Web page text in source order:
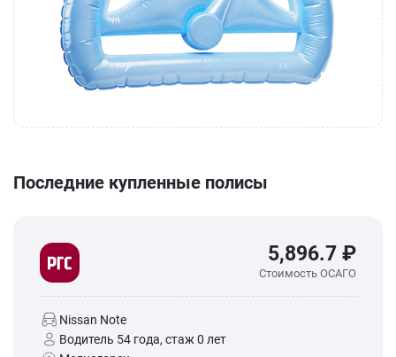
Последние купленные полисы
5,896.7 ₽
Стоимость ОСАГО
Nissan Note
Водитель 54 года, стаж 0 лет